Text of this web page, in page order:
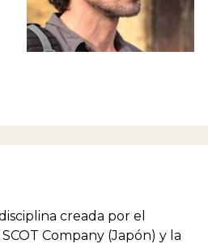
creada por el
Company (Japón) y la